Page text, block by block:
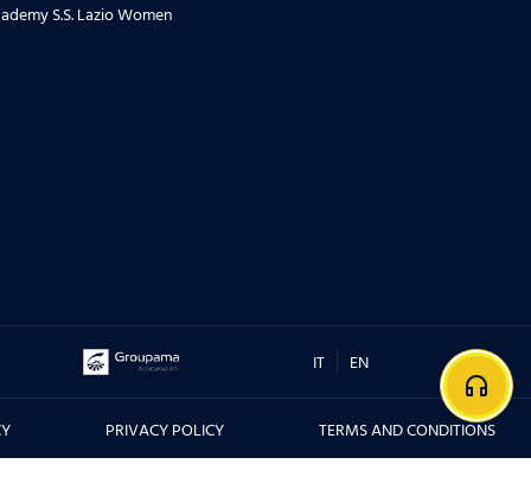
S.S. Lazio Women
IT EN
PRIVACY POLICY TERMS AND CONDITIONS
headphones